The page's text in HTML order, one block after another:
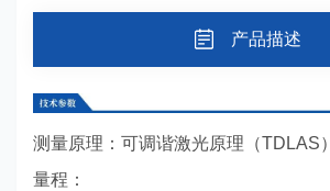
产品描述
测量原理：可调谐激光原理（TDLAS）
量程：